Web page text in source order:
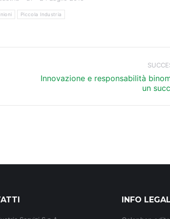
Piccola Industria
Prossimo
Innovazione e responsabilità
un
INFO